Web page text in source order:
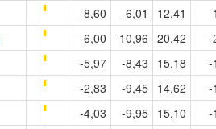
-8,60 -6,01 12,41
-6,00 -10,96 20,42
-
-5,97 -8,43 15,18
-
-2,83 -9,45 14,62
-
-4,03 -9,95 15,10
-